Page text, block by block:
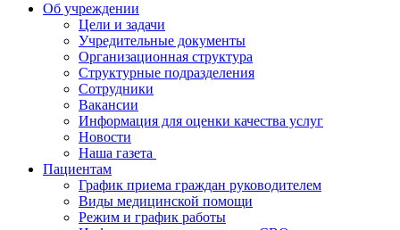
Об учреждении
Цели и задачи
Учредительные документы
Организационная структура
Структурные подразделения
Сотрудники
Вакансии
Информация для оценки качества услуг
Новости
​​Наша газета
Пациентам
График приема граждан руководителем
Виды медицинской помощи
Режим и график работы